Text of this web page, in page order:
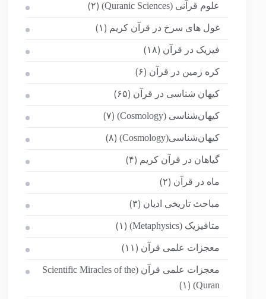
علوم قرآنی (Quranic Sciences) (۲)
غول های سرخ در قرآن کریم (۱)
فیزیک در قرآن (۱۸)
کره زمین در قرآن (۶)
کیهان شناسی در قرآن (۶۵)
کیهان‌شناسی (Cosmology) (۷)
کیهان‌شناسی(Cosmology) (۸)
گیاهان در قرآن کریم (۴)
ماه در قرآن (۲)
مباحث تاریخی ادیان (۳)
متافیزیک (Metaphysics) (۱)
معجزات علمی قرآن (۱۱)
معجزات علمی قرآن (Scientific Miracles of the
Quran)
(۱)